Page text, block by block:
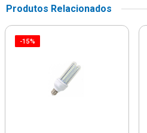
Produtos Relacionados
-15%